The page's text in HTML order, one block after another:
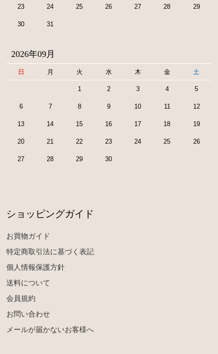
23 24 25 26 27 28 29
30 31
2026年09月
日 月 火 水 木 金 土
1 2 3 4 5
6 7 8 9 10 11 12
13 14 15 16 17 18 19
20 21 22 23 24 25 26
27 28 29 30
ショッピングガイド
お買物ガイド
特定商取引法に基づく表記
個人情報保護方針
送料について
会員規約
お問い合わせ
メールが届かないお客様へ